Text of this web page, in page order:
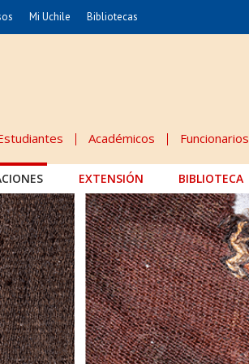
Economía y Negocios
Gobierno
Odontología
Estudios Internacionales
Bachillerato
Mi Uchile Bibliotecas
Académicos Funcionarios
EXTENSIÓN BIBLIOTECA